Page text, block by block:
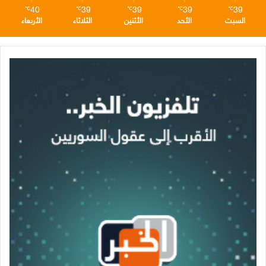
39
℃
السبت
39
℃
الأحد
39
℃
الأثنين
39
℃
الثلاثاء
40
℃
الأربعاء